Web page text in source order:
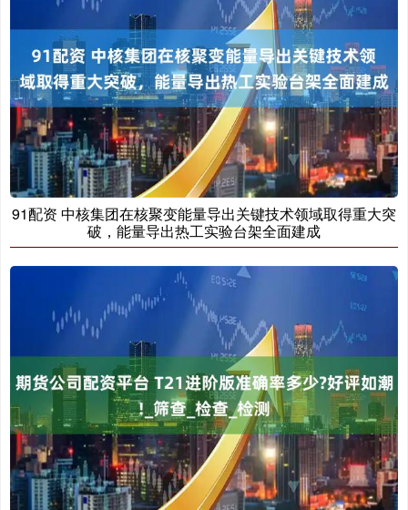
91配资 中核集团在核聚变能量导出关键技术领域取得重大突
破，能量导出热工实验台架全面建成